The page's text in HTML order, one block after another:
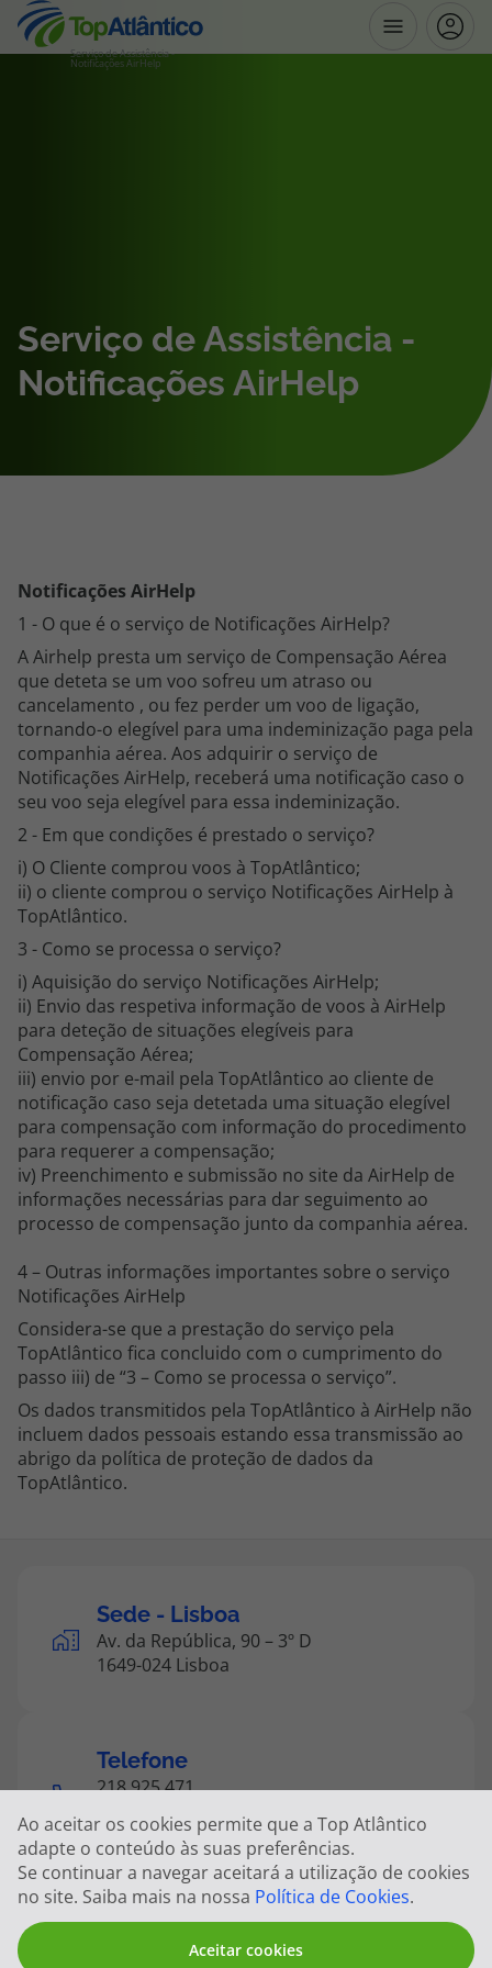
Serviço de Assistência -
Notificações AirHelp
Pacotes de Férias
Escapadinhas
Promoções
Especialistas
Cheque Viagem
Rede de Lojas
Blog TopViagens
Área de Cliente
Agências
Contactos
Apoio ao cliente em Portugal
218 925 471
Custo de uma chamada para a rede fixa nacional.
Apoio ao cliente no Estrangeiro
218 925 471
Custo de uma chamada para a rede fixa nacional.
A sua agência de viagens Top Atlântico tem a preocupação de estar
sempre mais perto de si, para maior comodidade e total facilidade
na marcação das suas viagens, tem ainda ao seu dispor o nosso call
center a funcionar todos os dias úteis das 10:00 às 20:00 e Sábado
das 10:00 às 14:00.
topatlantico@topatlantico.com
Serviço de Assistência -
Notificações AirHelp
Notificações AirHelp
1 - O que é o serviço de Notificações AirHelp?
A Airhelp presta um serviço de Compensação Aérea
que deteta se um voo sofreu um atraso ou
cancelamento , ou fez perder um voo de ligação,
tornando-o elegível para uma indeminização paga pela
companhia aérea. Aos adquirir o serviço de
Notificações AirHelp, receberá uma notificação caso o
seu voo seja elegível para essa indeminização.
2 - Em que condições é prestado o serviço?
i) O Cliente comprou voos à TopAtlântico;
ii) o cliente comprou o serviço Notificações AirHelp à
TopAtlântico.
3 - Como se processa o serviço?
i) Aquisição do serviço Notificações AirHelp;
ii) Envio das respetiva informação de voos à AirHelp
para deteção de situações elegíveis para
Compensação Aérea;
iii) envio por e-mail pela TopAtlântico ao cliente de
notificação caso seja detetada uma situação elegível
para compensação com informação do procedimento
para requerer a compensação;
iv) Preenchimento e submissão no site da AirHelp de
informações necessárias para dar seguimento ao
processo de compensação junto da companhia aérea.
4 – Outras informações importantes sobre o serviço
Notificações AirHelp
Considera-se que a prestação do serviço pela
TopAtlântico fica concluido com o cumprimento do
passo iii) de “3 – Como se processa o serviço”.
Os dados transmitidos pela TopAtlântico à AirHelp não
incluem dados pessoais estando essa transmissão ao
abrigo da política de proteção de dados da
TopAtlântico.
Sede - Lisboa
Av. da República, 90 – 3º D
1649-024 Lisboa
Telefone
218 925 471
(Custo de uma chamada para a rede fixa
nacional)
Registo
Top Atlântico, Viagens e Turismo S.A. –
Ao aceitar os cookies permite que a Top Atlântico
adapte o conteúdo às suas preferências.
Se continuar a navegar aceitará a utilização de cookies
no site. Saiba mais na nossa Política de Cookies.
Aceitar cookies